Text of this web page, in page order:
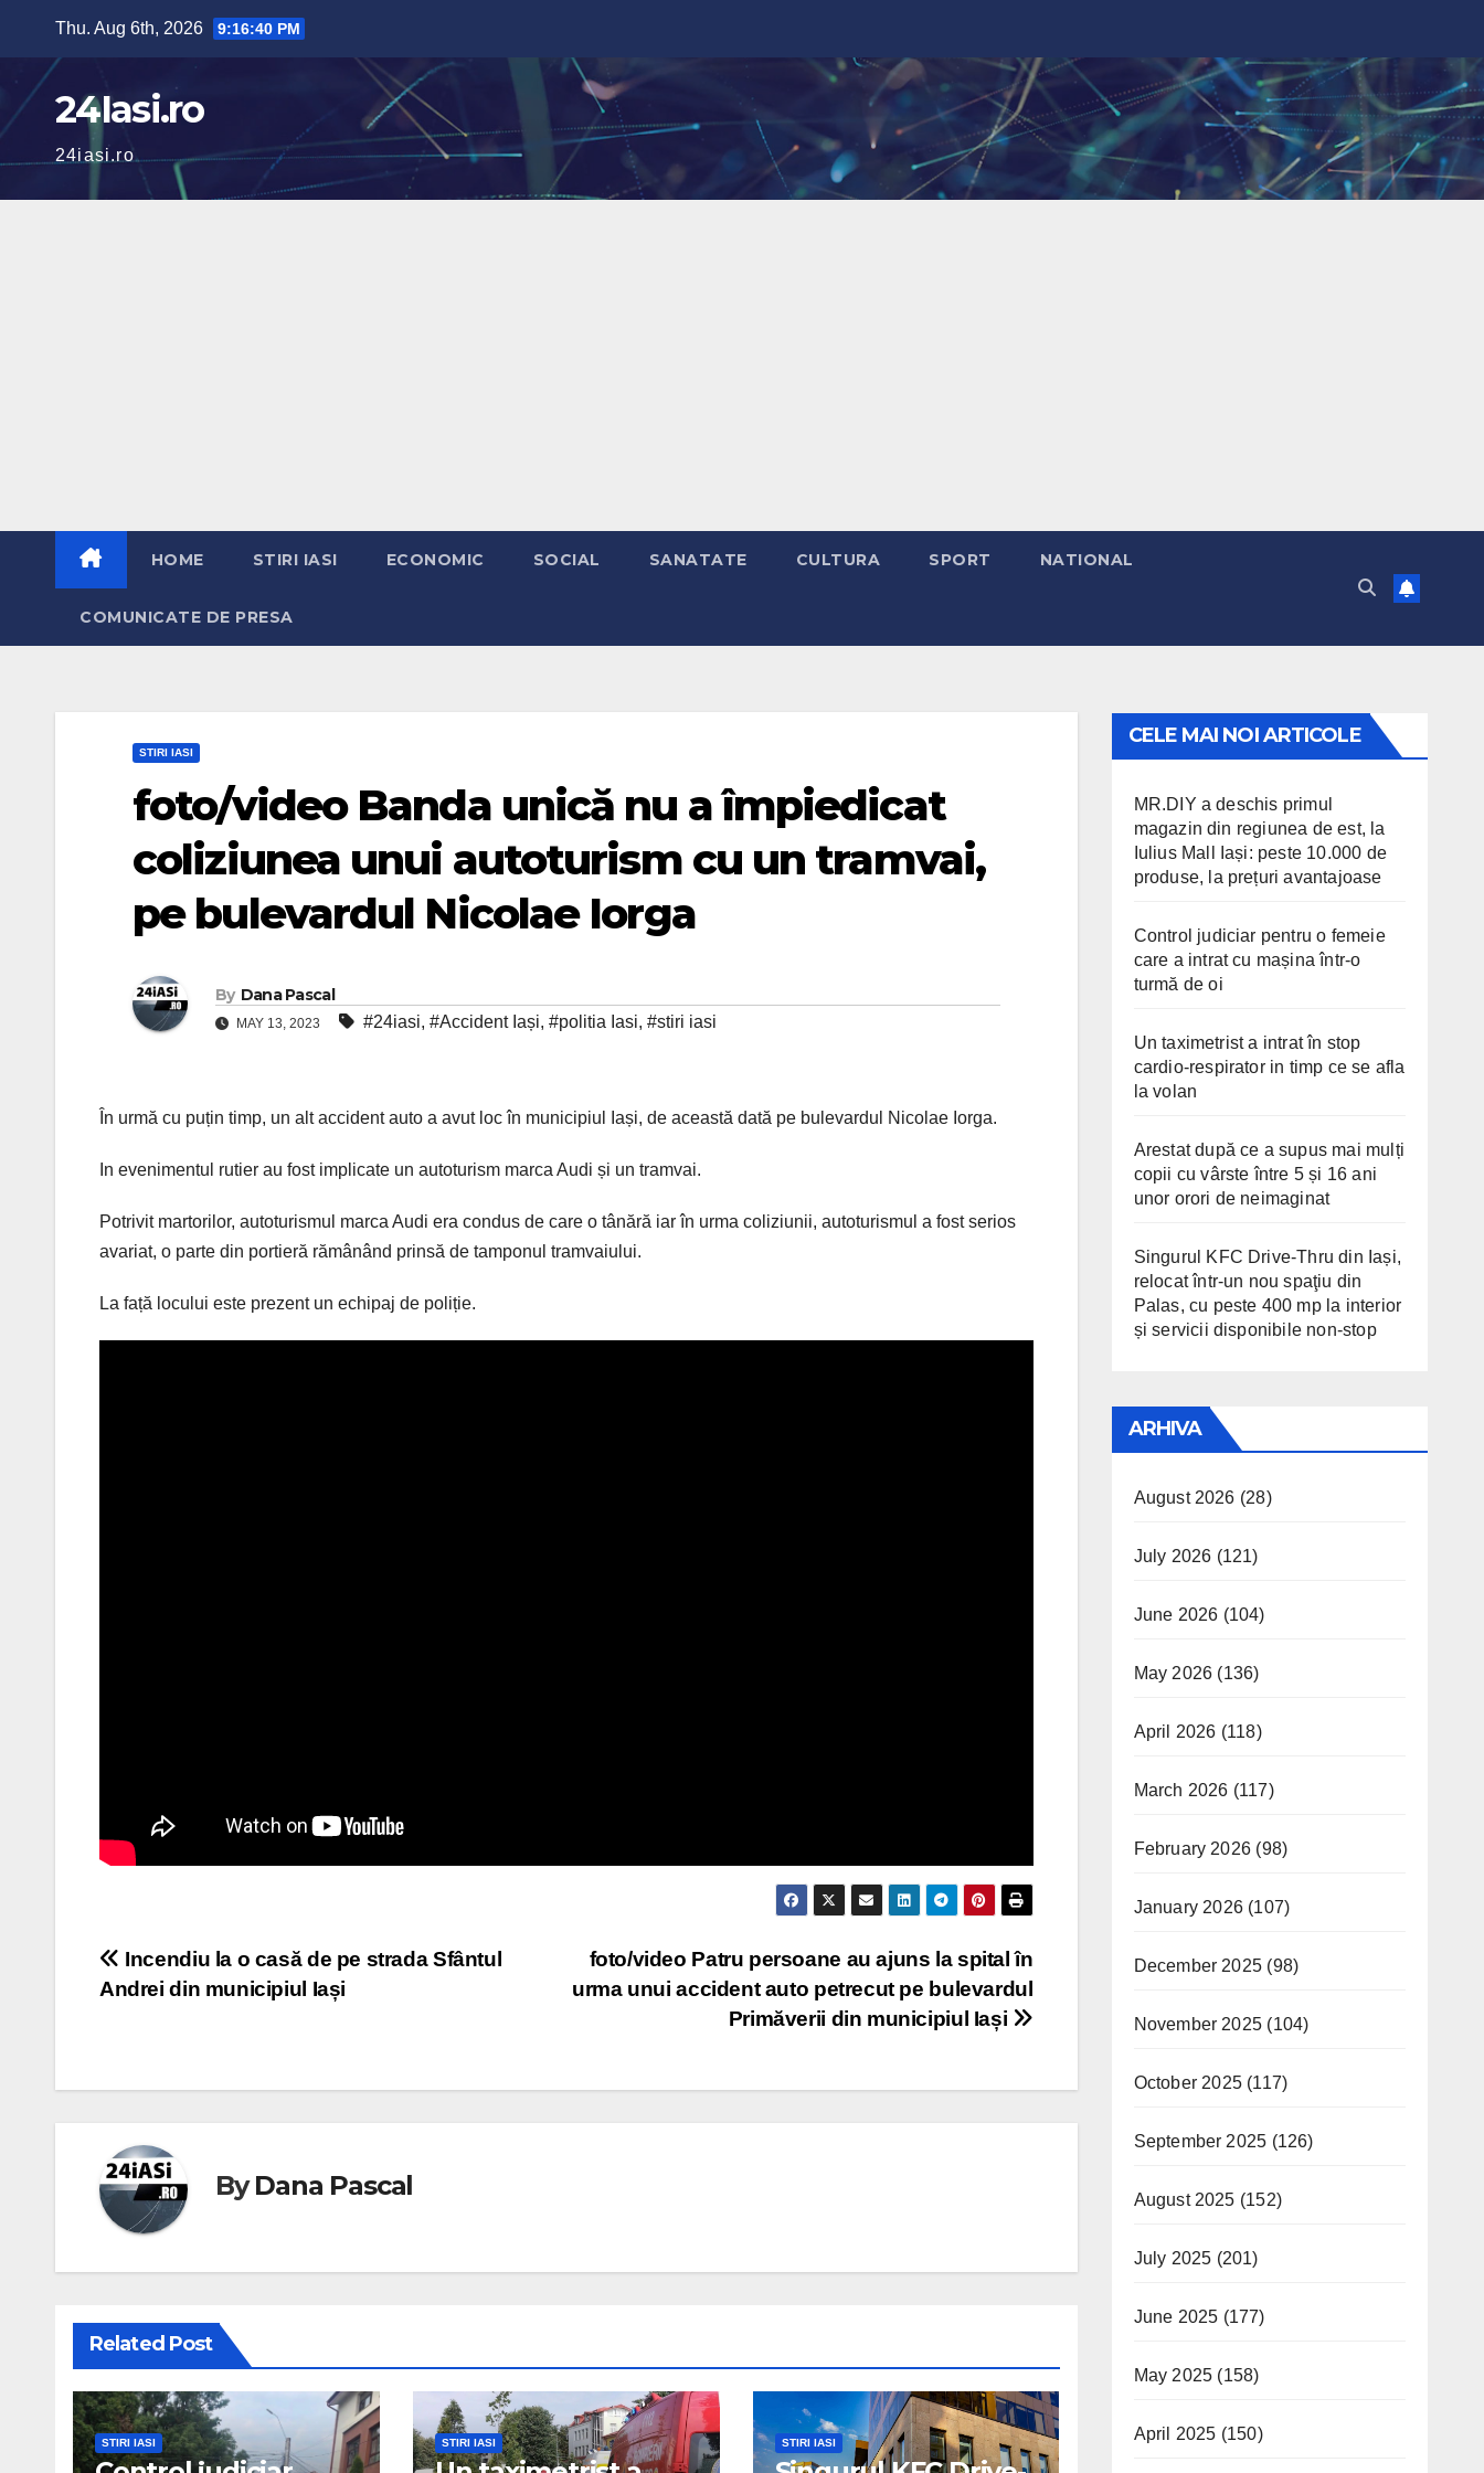
content
Thu. Aug 6th, 2026 9:16:41 PM
24Iasi.ro
24iasi.ro
HOME STIRI IASI ECONOMIC SOCIAL SANATATE CULTURA SPORT NATIONAL
COMUNICATE DE PRESA
STIRI IASI
foto/video Banda unică nu a împiedicat
coliziunea unui autoturism cu un tramvai,
pe bulevardul Nicolae Iorga
By Dana Pascal
MAY 13, 2023 #24iasi, #Accident Iași, #politia Iasi, #stiri iasi
În urmă cu puțin timp, un alt accident auto a avut loc în municipiul Iași, de această dată pe bulevardul Nicolae Iorga.
In evenimentul rutier au fost implicate un autoturism marca Audi și un tramvai.
Potrivit martorilor, autoturismul marca Audi era condus de care o tânără iar în urma coliziunii, autoturismul a fost serios
avariat, o parte din portieră rămânând prinsă de tamponul tramvaiului.
La față locului este prezent un echipaj de poliție.
Post
navigation
foto/video Patru persoane au ajuns la spital în
urma unui accident auto petrecut pe bulevardul
Primăverii din municipiul Iași
Incendiu la o casă de pe strada Sfântul
Andrei din municipiul Iași
ByDana Pascal
Related Post
STIRI IASI STIRI IASI STIRI IASI
CELE MAI NOI ARTICOLE
MR.DIY a deschis primul
magazin din regiunea de est, la
Iulius Mall Iași: peste 10.000 de
produse, la prețuri avantajoase
Control judiciar pentru o femeie
care a intrat cu mașina într-o
turmă de oi
Un taximetrist a intrat în stop
cardio-respirator in timp ce se afla
la volan
Arestat după ce a supus mai mulți
copii cu vârste între 5 și 16 ani
unor orori de neimaginat
Singurul KFC Drive-Thru din Iași,
relocat într-un nou spaţiu din
Palas, cu peste 400 mp la interior
și servicii disponibile non-stop
ARHIVA
August 2026 (28)
July 2026 (121)
June 2026 (104)
May 2026 (136)
April 2026 (118)
March 2026 (117)
February 2026 (98)
January 2026(107)
December 2025 (98)
November 2025 (104)
October 2025(117)
September 2025 (126)
August 2025 (152)
July 2025 (201)
June 2025 (177)
May 2025 (158)
April 2025 (150)